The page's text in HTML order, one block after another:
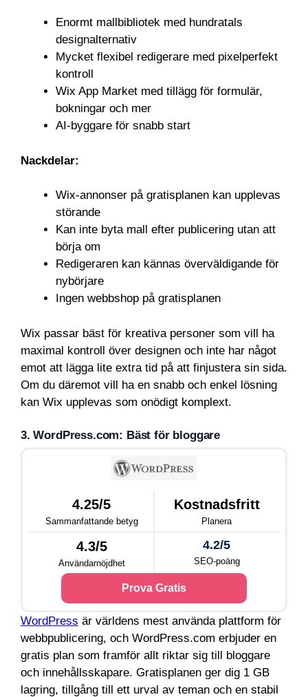
Enormt mallbibliotek med hundratals
designalternativ
Mycket flexibel redigerare med pixelperfekt
kontroll
Wix App Market med tillägg för formulär,
bokningar och mer
AI-byggare för snabb start
Nackdelar:
Wix-annonser på gratisplanen kan upplevas
störande
Kan inte byta mall efter publicering utan att
börja om
Redigeraren kan kännas överväldigande för
nybörjare
Ingen webbshop på gratisplanen
Wix passar bäst för kreativa personer som vill ha
maximal kontroll över designen och inte har något
emot att lägga lite extra tid på att finjustera sin sida.
Om du däremot vill ha en snabb och enkel lösning
kan Wix upplevas som onödigt komplext.
3. WordPress.com: Bäst för bloggare
4.25/5
Sammanfattande betyg
Kostnadsfritt
Planera
4.3/5
Användarnöjdhet
4.2/5
SEO-poäng
Prova Gratis
WordPress är världens mest använda plattform för
webbpublicering, och WordPress.com erbjuder en
gratis plan som framför allt riktar sig till bloggare
och innehållsskapare. Gratisplanen ger dig 1 GB
lagring, tillgång till ett urval av teman och en stabil